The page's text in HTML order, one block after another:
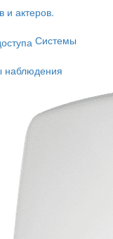
и актеров.
Системы
наблюдения